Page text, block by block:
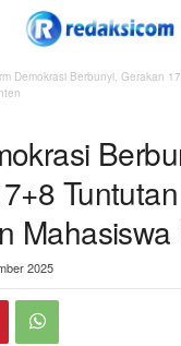
Demokrasi Berbunyi, Gerakan
2025